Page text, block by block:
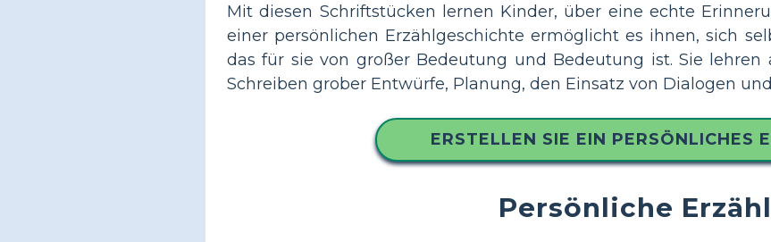
Mit diesen Schriftstücken lernen Kinder, über eine echte
einer persönlichen Erzählgeschichte ermöglicht es ihnen, sich
das für sie von großer Bedeutung und Bedeutung ist. Sie lehren
Schreiben grober Entwürfe, Planung, den Einsatz von Dialogen
ERSTELLEN SIE EIN PERSÖNLICHES
Persönliche